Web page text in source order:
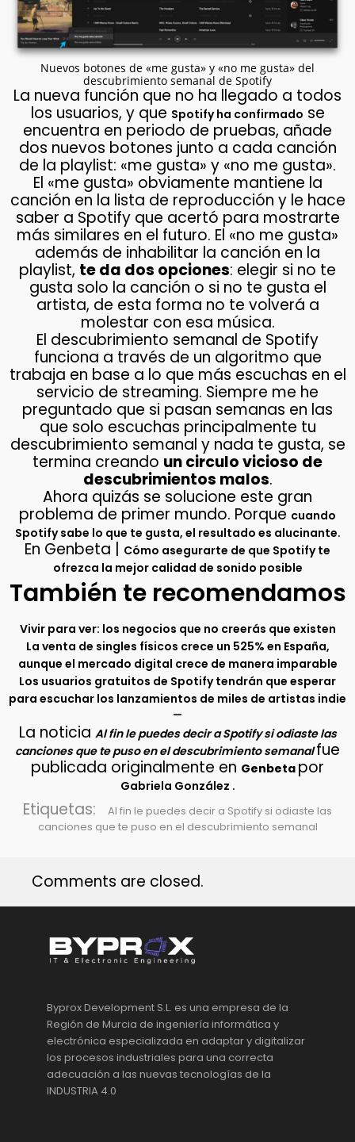
Nuevos botones de «me gusta» y «no me gusta» del
descubrimiento semanal de Spotify
La nueva función que no ha llegado a todos
los usuarios, y que Spotify ha confirmado se
encuentra en periodo de pruebas, añade
dos nuevos botones junto a cada canción
de la playlist: «me gusta» y «no me gusta».
El «me gusta» obviamente mantiene la
canción en la lista de reproducción y le hace
saber a Spotify que acertó para mostrarte
más similares en el futuro. El «no me gusta»
además de inhabilitar la canción en la
playlist, te da dos opciones: elegir si no te
gusta solo la canción o si no te gusta el
artista, de esta forma no te volverá a
molestar con esa música.
El descubrimiento semanal de Spotify
funciona a través de un algoritmo que
trabaja en base a lo que más escuchas en el
servicio de streaming. Siempre me he
preguntado que si pasan semanas en las
que solo escuchas principalmente tu
descubrimiento semanal y nada te gusta, se
termina creando un circulo vicioso de
descubrimientos malos.
Ahora quizás se solucione este gran
problema de primer mundo. Porque cuando
Spotify sabe lo que te gusta, el resultado es alucinante.
En Genbeta | Cómo asegurarte de que Spotify te
ofrezca la mejor calidad de sonido posible
También te recomendamos
Vivir para ver: los negocios que no creerás que existen
La venta de singles físicos crece un 525% en España,
aunque el mercado digital crece de manera imparable
Los usuarios gratuitos de Spotify tendrán que esperar
para escuchar los lanzamientos de miles de artistas indie
–
La noticia Al fin le puedes decir a Spotify si odiaste las
canciones que te puso en el descubrimiento semanalfue
publicada originalmente en Genbeta por
Gabriela González .
Etiquetas:
Al fin le puedes decir a Spotify si odiaste las
canciones que te puso en el descubrimiento semanal
Comments are closed.
Byprox Development S.L. es una empresa de la
Región de Murcia de ingeniería informática y
electrónica especializada en adaptar y digitalizar
los procesos industriales para una correcta
adecuación a las nuevas tecnologías de la
INDUSTRIA 4.0